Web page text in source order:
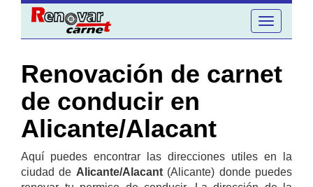
Toggle
navigation
Renovación de carnet
de conducir en
Alicante/Alacant
Aquí puedes encontrar las direcciones utiles en la
ciudad de Alicante/Alacant(Alicante) donde puedes